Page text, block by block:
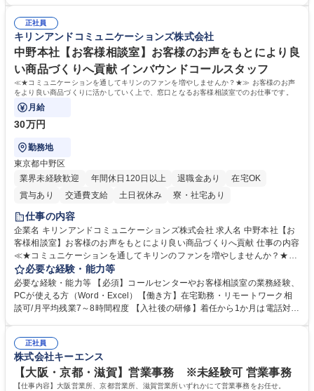
幅広く経験を積みたい意欲がある方に最適な環境です。 募集職種 【総
務・人事】未経験歓迎/日立グループ/組織運営を支えるゼネラリストを目
指す
のご経験 ■労務管理（給与計算・社会保険手続き・勤怠管理など）の経験
■衛生管理者の資格をお持ちの方 学歴・資格 学歴：大学院 大学 高専 短大
専修学校 高校 語学力： 資格：
正社員
キリンアンドコミュニケーションズ株式会社
中野本社【お客様相談室】お客様のお声をもとにより良
い商品づくりへ貢献 インバウンドコールスタッフ
≪★コミュニケーションを通してキリンのファンを増やしませんか？★≫ お客様のお声
をより良い商品づくりに活かしていく上で、窓口となるお客様相談室でのお仕事です。
月給
30万円
勤務地
東京都中野区
業界未経験歓迎
年間休日120日以上 退職金あり
在宅OK
賞与あり
交通費支給 土日祝休み 寮・社宅あり
仕事の内容
企業名 キリンアンドコミュニケーションズ株式会社 求人名 中野本社【お
客様相談室】お客様のお声をもとにより良い商品づくりへ貢献 仕事の内容
≪★コミュニケーションを通してキリンのファンを増やしませんか？★≫
お客様のお声をより良い商品づくりに活かしていく上で、窓口となるお客
様相談室でのお仕事です。 日々お客様からいただくキリングループへのご
意見を、企業活動に活かしています。お客様からの声に迅速かつ誠意をも
って対応、情報提供するとともにグループ内活動に反映しています。 【具
平均100件前後■メール・手紙：同上40件前後 募集職種 中野本社【お客様
相談室】お客様のお声をもとにより良い商品づくりへ貢献
必要な経験・能力等
必要な経験・能力等 【必須】コールセンターやお客様相談室の業務経験、
PCが使える方（Word・Excel）【働き方】在宅勤務・リモートワーク相
談可/月平均残業7～8時間程度 【入社後の研修】着任から1か月は電話対応
すのでご安心ください。 【当社について】キリングループの広報機能を担
う会社として、お客様との出会いを大切にし、磨き上げたホスピタリティ
を込めてコミュニケーションをとりながら広報関連業務を行っておりま
す。 学歴・資格 学歴：大学院 大学 高専 短大 専修学校 高校 語学力： 資
正社員
株式会社キーエンス
【大阪・京都・滋賀】営業事務 ※未経験可 営業事務
【仕事内容】大阪営業所、京都営業所、滋賀営業所いずれかにて営業事務をお任せ。